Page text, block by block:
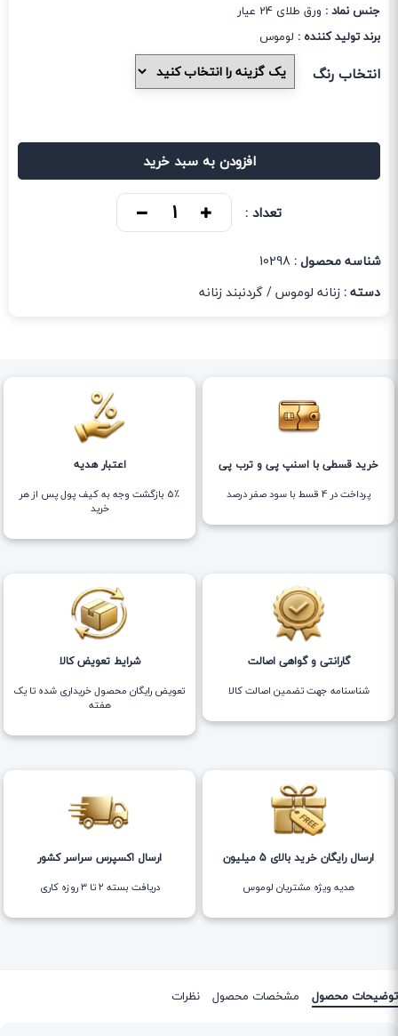
جنس نماد : ورق طلای 24 عیار
برند تولید کننده : لوموس
انتخاب رنگ
افزودن به سبد خرید
تعداد :
شناسه محصول : 10298
دسته :زنانه لوموس/گردنبند زنانه
خرید قسطی با اسنپ پی و ترب پی
پرداخت در 4 قسط با سود صفر درصد
اعتبار هدیه
5٪ بازگشت وجه به کیف پول پس از هر
خرید
گارانتی و گواهی اصالت
شناسنامه جهت تضمین اصالت کالا
شرایط تعویض کالا
تعویض رایگان محصول خریداری شده تا یک
هفته
ارسال رایگان خرید بالای 5 میلیون
هدیه ویژه مشتریان لوموس
ارسال اکسپرس سراسر کشور
دریافت بسته ۲ تا ۳ روزه کاری
توضیحات محصول مشخصات محصول نظرات